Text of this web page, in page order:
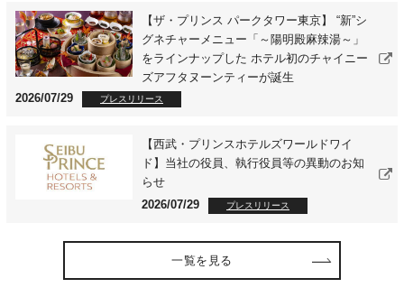
【ザ・プリンス パークタワー東京】 “新”シ
グネチャーメニュー「～陽明殿麻辣湯～」
をラインナップした ホテル初のチャイニー
ズアフタヌーンティーが誕生
2026/07/29
プレスリリース
【西武・プリンスホテルズワールドワイ
ド】当社の役員、執行役員等の異動のお知
らせ
2026/07/29
プレスリリース
一覧を見る